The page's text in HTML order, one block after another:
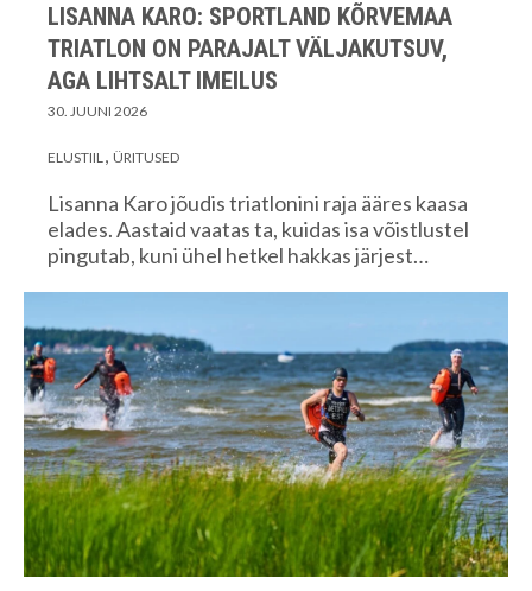
LISANNA KARO: SPORTLAND KÕRVEMAA
TRIATLON ON PARAJALT VÄLJAKUTSUV,
AGA LIHTSALT IMEILUS
30. JUUNI 2026
ELUSTIIL ÜRITUSED
Lisanna Karo jõudis triatlonini raja ääres kaasa
elades. Aastaid vaatas ta, kuidas isa võistlustel
pingutab, kuni ühel hetkel hakkas järjest…